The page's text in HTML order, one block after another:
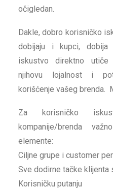
očigledan.
Dakle, dobro korisničko
dobijaju i kupci,
iskustvo direktno utiče
njihovu lojalnost i
korišćenje vašeg brenda.
Za korisničko
kompanije/brenda
elemente:
Ciljne grupe i customer
Sve dodirne tačke klijenta
Korisničku putanju